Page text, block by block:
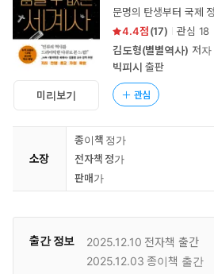
미리보기
문명의 탄생부터 국제
4.4
(17) 관심 18
김도형(별별역사) 저자
빅피시 출판
관심
소장
종이책 정가
전자책 정가
판매가
출간 정보 2025.12.10 전자책 출간
2025.12.03 종이책 출간